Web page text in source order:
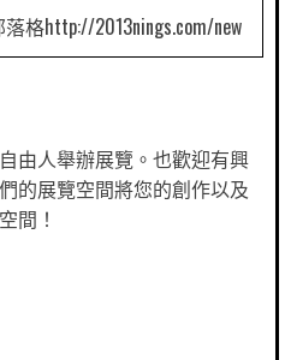
格http://2013nings.com/new
由人舉辦展覽。也歡迎有興
的展覽空間將您的創作以及
間！